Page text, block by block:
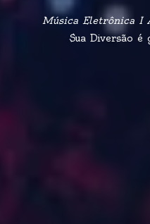
Música Eletrônica I
Sua Diversão é